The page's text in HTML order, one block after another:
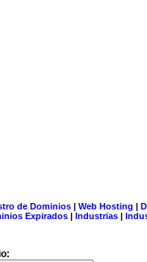
de Dominios| Web Hosting |
Expirados | Industrias |